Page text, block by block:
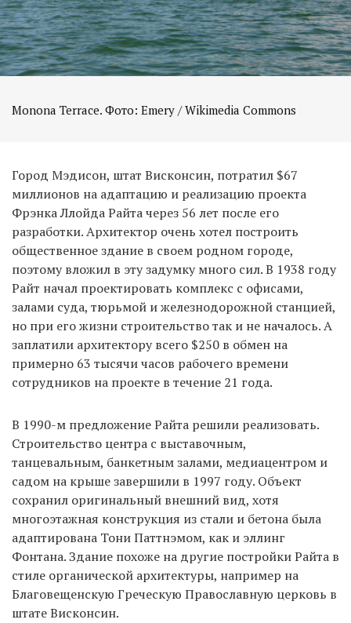
Monona Terrace. Фото: Emery / Wikimedia Commons
Город Мэдисон, штат Висконсин, потратил $67
миллионов на адаптацию и реализацию проекта
Фрэнка Ллойда Райта через 56 лет после его
разработки. Архитектор очень хотел построить
общественное здание в своем родном городе,
поэтому вложил в эту задумку много сил. В 1938 году
Райт начал проектировать комплекс с офисами,
залами суда, тюрьмой и железнодорожной станцией,
но при его жизни строительство так и не началось. А
заплатили архитектору всего $250 в обмен на
примерно 63 тысячи часов рабочего времени
сотрудников на проекте в течение 21 года.
В 1990-м предложение Райта решили реализовать.
Строительство центра с выставочным,
танцевальным, банкетным залами, медиацентром и
садом на крыше завершили в 1997 году. Объект
сохранил оригинальный внешний вид, хотя
многоэтажная конструкция из стали и бетона была
адаптирована Тони Паттнэмом, как и эллинг
Фонтана. Здание похоже на другие постройки Райта в
стиле органической архитектуры, например на
Благовещенскую Греческую Православную церковь в
штате Висконсин.